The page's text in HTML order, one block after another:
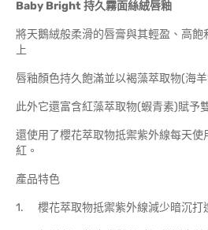
Baby Bright持久霧面絲絨唇釉
將天鵝絨般柔滑的唇膏與其輕盈、高
上
唇釉顏色持久飽滿並以褐藻萃取物(海
此外它還富含紅藻萃取物(蝦青素)賦予
還使用了櫻花萃取物抵禦紫外線每天
紅。
產品特色
1. 櫻花萃取物抵禦紫外線減少暗沉打